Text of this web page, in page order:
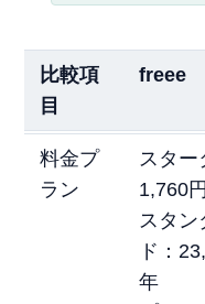
比較項
目
freee
料金プ
ラン
スター
1,760
スタン
ド：
年